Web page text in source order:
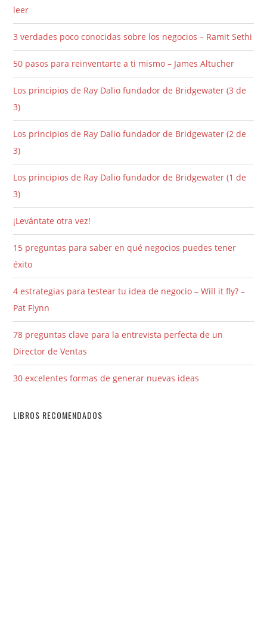
leer
3 verdades poco conocidas sobre los negocios – Ramit Sethi
50 pasos para reinventarte a ti mismo – James Altucher
Los principios de Ray Dalio fundador de Bridgewater (3 de
3)
Los principios de Ray Dalio fundador de Bridgewater (2 de
3)
Los principios de Ray Dalio fundador de Bridgewater (1 de
3)
¡Levántate otra vez!
15 preguntas para saber en qué negocios puedes tener
éxito
4 estrategias para testear tu idea de negocio – Will it fly? –
Pat Flynn
78 preguntas clave para la entrevista perfecta de un
Director de Ventas
30 excelentes formas de generar nuevas ideas
LIBROS RECOMENDADOS